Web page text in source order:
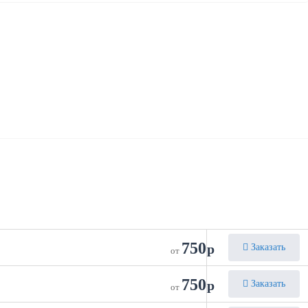
от 750р Заказать
от 750р Заказать